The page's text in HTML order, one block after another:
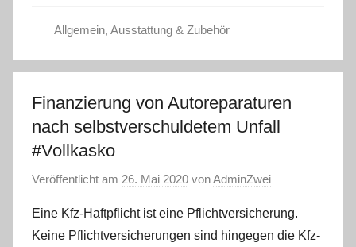
Allgemein, Ausstattung & Zubehör
Finanzierung von Autoreparaturen
nach selbstverschuldetem Unfall
#Vollkasko
Veröffentlicht am 26. Mai 2020 vonAdminZwei
Eine Kfz-Haftpflicht ist eine Pflichtversicherung.
Keine Pflichtversicherungen sind hingegen die Kfz-